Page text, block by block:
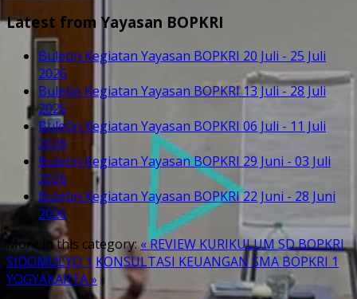
Latest from Yayasan BOPKRI
Buletin Kegiatan Yayasan BOPKRI 20 Juli - 25 Juli
2026
Buletin Kegiatan Yayasan BOPKRI 13 Juli - 28 Juli
2026
Buletin Kegiatan Yayasan BOPKRI 06 Juli - 11 Juli
2026
Buletin Kegiatan Yayasan BOPKRI 29 Juni - 03 Juli
2026
Buletin Kegiatan Yayasan BOPKRI 22 Juni - 28 Juni
2026
More in this category: « REVIEW KURIKULUM SD BOPKRI
SIDOMULYO 1 KONSULTASI KEUANGAN SMA BOPKRI 1
YOGYAKARTA »